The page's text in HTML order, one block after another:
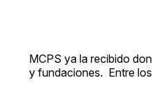
MCPS ya la recibido
y fundaciones. Entre